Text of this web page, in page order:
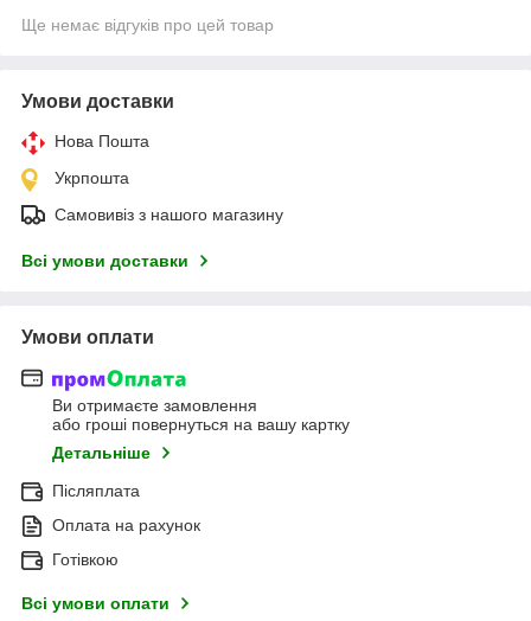
Ще немає відгуків про цей товар
Умови доставки
Нова Пошта
Укрпошта
Самовивіз з нашого магазину
Всі умови доставки
Умови оплати
Ви отримаєте замовлення
або гроші повернуться на вашу картку
Детальніше
Післяплата
Оплата на рахунок
Готівкою
Всі умови оплати